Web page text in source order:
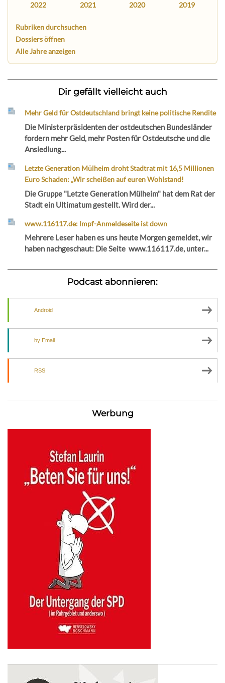
2022 2021 2020 2019
Rubriken durchsuchen
Dossiers öffnen
Alle Jahre anzeigen
Dir gefällt vielleicht auch
Mehr Geld für Ostdeutschland bringt keine politische Rendite
Die Ministerpräsidenten der ostdeutschen Bundesländer
fordern mehr Geld, mehr Posten für Ostdeutsche und die
Ansiedlung...
Letzte Generation Mülheim droht Stadtrat mit 16,5 Millionen
Euro Schaden: „Wir scheißen auf euren Wohlstand!
Die Gruppe "Letzte Generation Mülheim" hat dem Rat der
Stadt ein Ultimatum gestellt. Wird der...
www.116117.de: Impf-Anmeldeseite ist down
Mehrere Leser haben es uns heute Morgen gemeldet, wir
haben nachgeschaut: Die Seite www.116117.de, unter...
Podcast abonnieren:
Android
by Email
RSS
Werbung